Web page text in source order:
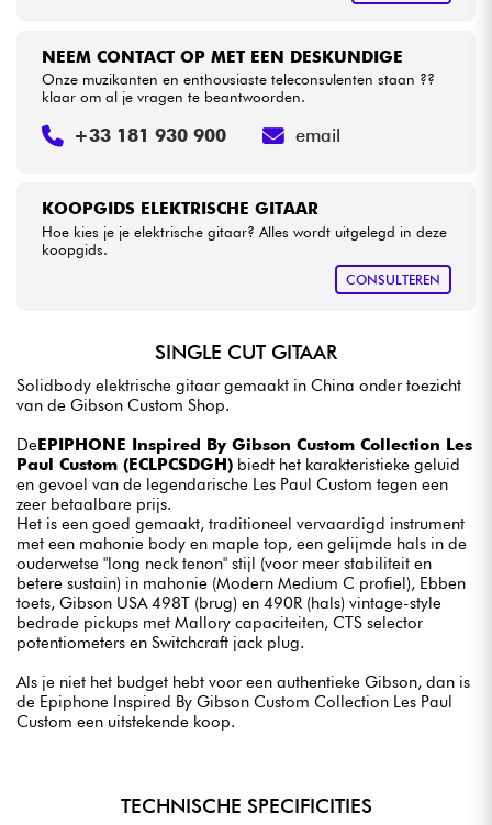
KOOPGIDS ELEKTRISCHE GITAAR
Hoe kies je je elektrische gitaar? Alles wordt uitgelegd in deze
koopgids.
CONSULTEREN
NEEM CONTACT OP MET EEN DESKUNDIGE
Onze muzikanten en enthousiaste teleconsulenten staan ??
klaar om al je vragen te beantwoorden.
+33 181 930 900 email
SINGLE CUT GITAAR
Solidbody elektrische gitaar gemaakt in China onder toezicht
van de Gibson Custom Shop.
DeEPIPHONE Inspired By Gibson Custom Collection Les
Paul Custom (ECLPCSDGH) biedt het karakteristieke geluid
en gevoel van de legendarische Les Paul Custom tegen een
zeer betaalbare prijs.
Het is een goed gemaakt, traditioneel vervaardigd instrument
met een mahonie body en maple top, een gelijmde hals in de
ouderwetse "long neck tenon" stijl (voor meer stabiliteit en
betere sustain) in mahonie (Modern Medium C profiel), Ebben
toets, Gibson USA 498T (brug) en 490R (hals) vintage-style
bedrade pickups met Mallory capaciteiten, CTS selector
potentiometers en Switchcraft jack plug.
Als je niet het budget hebt voor een authentieke Gibson, dan is
de Epiphone Inspired By Gibson Custom Collection Les Paul
Custom een uitstekende koop.
TECHNISCHE SPECIFICITIES